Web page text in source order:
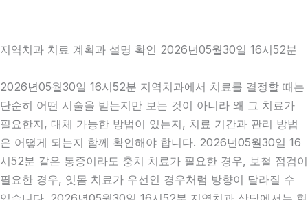
지역치과 치료 계획과 설명 확인 2026년05월30일 16시52분
2026년05월30일 16시52분 지역치과에서 치료를 결정할 때는
단순히 어떤 시술을 받는지만 보는 것이 아니라 왜 그 치료가
필요한지, 대체 가능한 방법이 있는지, 치료 기간과 관리 방법
은 어떻게 되는지 함께 확인해야 합니다. 2026년05월30일 16
시52분 같은 통증이라도 충치 치료가 필요한 경우, 보철 점검이
필요한 경우, 잇몸 치료가 우선인 경우처럼 방향이 달라질 수